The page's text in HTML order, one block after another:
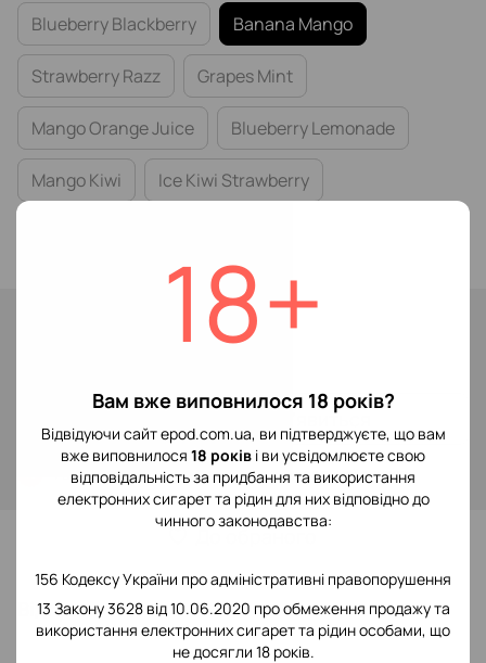
18+
Вам вже виповнилося 18 років?
Відвідуючи сайт epod.com.ua, ви підтверджуєте, що вам
вже виповнилося 18 років і ви усвідомлюєте свою
відповідальність за придбання та використання
електронних сигарет та рідин для них відповідно до
чинного законодавства:
156 Кодексу України про адміністративні правопорушення
13 Закону 3628 від 10.06.2020 про обмеження продажу та
використання електронних сигарет та рідин особами, що
не досягли 18 років.
Blueberry Blackberry Banana Mango
Strawberry Razz Grapes Mint
Mango Orange Juice Blueberry Lemonade
Mango Kiwi Ice Kiwi Strawberry
Повідомити, коли з'явиться
Увійтидля відображення накопичувальної знижки
До обраного
Відгуки